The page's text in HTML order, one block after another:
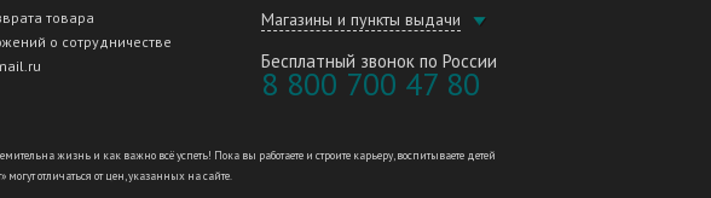
Магазины и пункты выдачи
Бесплатный звонок по России
8 800 700 47 80
товара
о сотрудничестве
жизнь и как важно всё успеть! Пока вы работаете и строите карьеру, воспитываете детей
отличаться от цен, указанных на сайте.